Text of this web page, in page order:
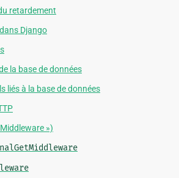
retardement
Django
la base de données
liés à la base de données
»)